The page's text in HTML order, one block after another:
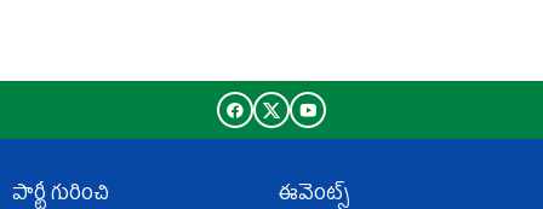
పార్టీ గురించి ఈవెంట్స్